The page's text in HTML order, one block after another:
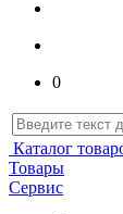
0
Каталог
Товары
Сервис